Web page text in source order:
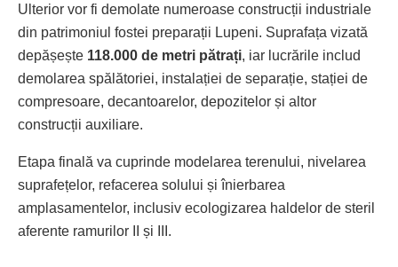
Ulterior vor fi demolate numeroase construcții industriale
din patrimoniul fostei preparații Lupeni. Suprafața vizată
depășește 118.000 de metri pătrați, iar lucrările includ
demolarea spălătoriei, instalației de separație, stației de
compresoare, decantoarelor, depozitelor și altor
construcții auxiliare.
Etapa finală va cuprinde modelarea terenului, nivelarea
suprafețelor, refacerea solului și înierbarea
amplasamentelor, inclusiv ecologizarea haldelor de steril
aferente ramurilor II și III.